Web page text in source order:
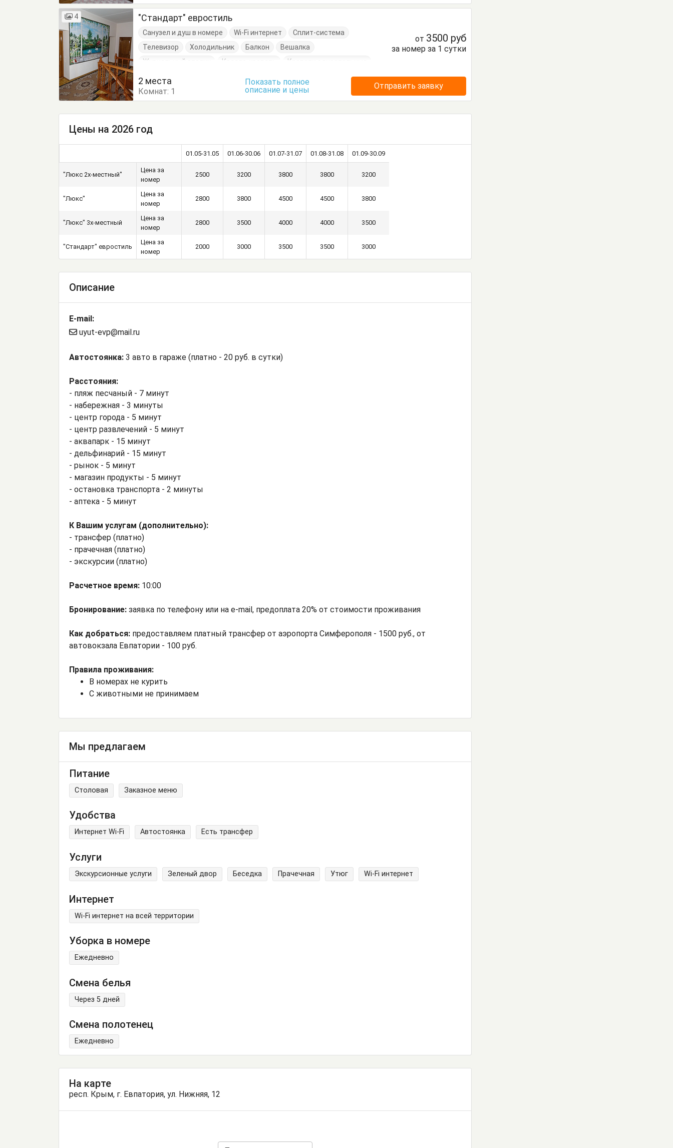
4 "Стандарт" евростиль
Санузел и душ в номере Wi-Fi интернет
Сплит-система
Телевизор
Холодильник Балкон
Вешалка
Журнальный столик
Кресло-кровать
Кровати односпальные
от 3500 руб
за номер за 1 сутки
2 места
Комнат: 1
Показать полное
описание и цены
Отправить заявку
Цены на 2026 год
01.05-31.05 01.06-30.06 01.07-31.07 01.08-31.08 01.09-30.09
"Люкс 2х-местный"
Цена за
номер
2500 3200 3800 3800 3200
"Люкс"
Цена за
номер
2800 3800 4500 4500 3800
"Люкс" 3х-местный
Цена за
номер
2800 3500 4000 4000 3500
"Стандарт" евростиль
Цена за
номер
2000 3000 3500 3500 3000
Описание
E-mail:
uyut-evp@mail.ru
Автостоянка: 3 авто в гараже (платно - 20 руб. в сутки)
Расстояния:
- пляж песчаный - 7 минут
- набережная - 3 минуты
- центр города - 5 минут
- центр развлечений - 5 минут
- аквапарк - 15 минут
- дельфинарий - 15 минут
- рынок - 5 минут
- магазин продукты - 5 минут
- остановка транспорта - 2 минуты
- аптека - 5 минут
К Вашим услугам (дополнительно):
- трансфер (платно)
- прачечная (платно)
- экскурсии (платно)
Расчетное время: 10:00
Бронирование: заявка по телефону или на e-mail, предоплата 20% от стоимости проживания
Как добраться: предоставляем платный трансфер от аэропорта Симферополя - 1500 руб., от
автовокзала Евпатории - 100 руб.
Правила проживания:
В номерах не курить
С животными не принимаем
Мы предлагаем
Питание
Столовая Заказное меню
Удобства
Интернет Wi-Fi Автостоянка Есть трансфер
Услуги
Экскурсионные услуги Зеленый двор Беседка Прачечная Утюг Wi-Fi интернет
Интернет
Wi-Fi интернет на всей территории
Уборка в номере
Ежедневно
Смена белья
Через 5 дней
Смена полотенец
Ежедневно
На карте
респ. Крым, г. Евпатория, ул. Нижняя, 12